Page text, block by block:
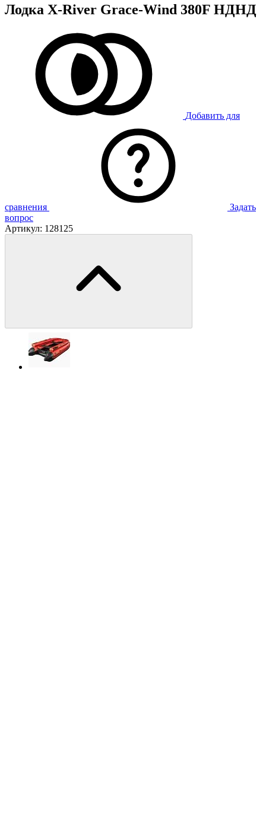
Лодка X-River Grace-Wind 380F НДНД
Добавить для
сравнения
Задать
вопрос
Артикул: 128125